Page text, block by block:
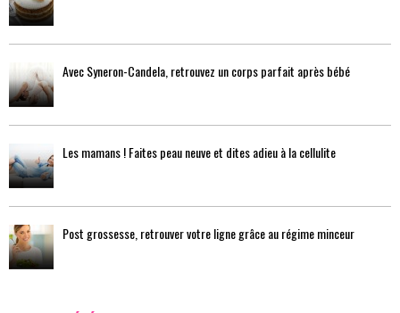
Avec Syneron-Candela, retrouvez un corps parfait après bébé
Les mamans ! Faites peau neuve et dites adieu à la cellulite
Post grossesse, retrouver votre ligne grâce au régime minceur